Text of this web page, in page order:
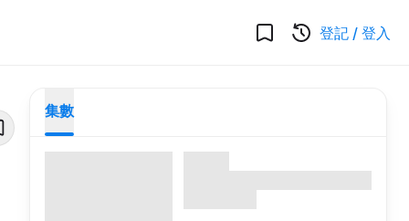
登記 / 登入
集數